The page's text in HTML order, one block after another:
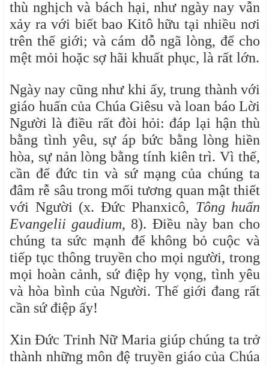
thù nghịch và bách hại, như ngày nay vẫn
xảy ra với biết bao Kitô hữu tại nhiều nơi
trên thế giới; và cám dỗ ngã lòng, để cho
mệt mỏi hoặc sợ hãi khuất phục, là rất lớn.
Ngày nay cũng như khi ấy, trung thành với
giáo huấn của Chúa Giêsu và loan báo Lời
Người là điều rất đòi hỏi: đáp lại hận thù
bằng tình yêu, sự áp bức bằng lòng hiền
hòa, sự nản lòng bằng tính kiên trì. Vì thế,
cần để đức tin và sứ mạng của chúng ta
đâm rễ sâu trong mối tương quan mật thiết
với Người (x. Đức Phanxicô, Tông huấn
Evangelii gaudium, 8). Điều này ban cho
chúng ta sức mạnh để không bỏ cuộc và
tiếp tục thông truyền cho mọi người, trong
mọi hoàn cảnh, sứ điệp hy vọng, tình yêu
và hòa bình của Người. Thế giới đang rất
cần sứ điệp ấy!
Xin Đức Trinh Nữ Maria giúp chúng ta trở
thành những môn đệ truyền giáo của Chúa